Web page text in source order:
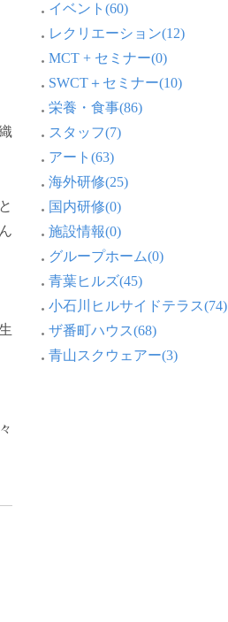
イベント(60)
レクリエーション(12)
MCT + セミナー(0)
SWCT＋セミナー(10)
栄養・食事(86)
スタッフ(7)
アート(63)
海外研修(25)
国内研修(0)
施設情報(0)
グループホーム(0)
青葉ヒルズ(45)
小石川ヒルサイドテラス(74)
ザ番町ハウス(68)
青山スクウェアー(3)